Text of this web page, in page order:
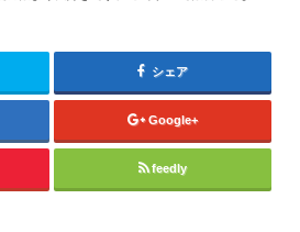
シェア
Google+
feedly